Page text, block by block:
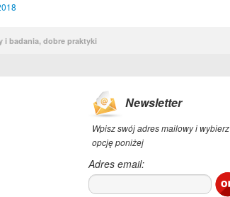
i badania, dobre praktyki
Newsletter
Wpisz swój adres mailowy i wybierz
opcję poniżej
Adres email: